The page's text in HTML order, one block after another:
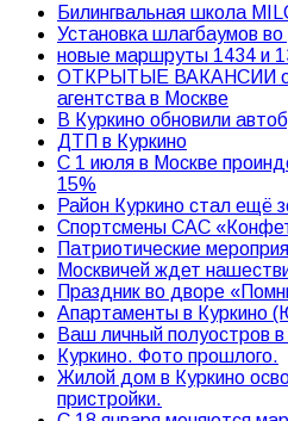
Билингвальная школа
Установка шлагбаумов
новые маршруты 1434 и
ОТКРЫТЫЕ ВАКАНСИИ от
агентства в Москве
В Куркино обновили
ДТП в Куркино
С 1 июля в Москве
15%
Район Куркино стал ещё
Спортсмены САС
Патриотические
Москвичей ждет
Праздник во дворе
Апартаменты в Куркино
Ваш личный полуостров
Куркино. Фото прошлого.
Жилой дом в Куркино
пристройки.